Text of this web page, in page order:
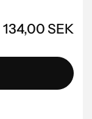
134,00 SEK